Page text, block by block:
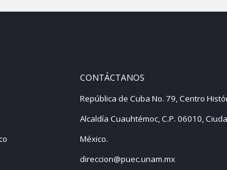
CONTÁCTANOS
República de Cuba No. 79, Centro
Alcaldía Cuauhtémoc, C.P. 06010,
México.
direccion@puec.unam.mx